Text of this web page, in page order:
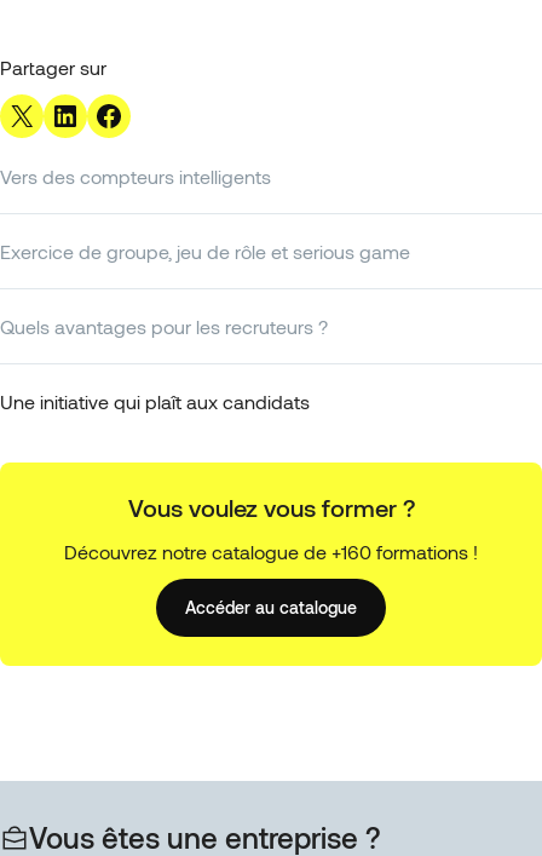
Partager sur
Share on X Share on LinkedInShare on Facebook
Vers des compteurs intelligents
Exercice de groupe, jeu de rôle et serious game
Quels avantages pour les recruteurs ?
Une initiative qui plaît aux candidats
Vous voulez vous former ?
Découvrez notre catalogue de +160 formations !
Accéder au catalogue
Vous êtes une entreprise ?